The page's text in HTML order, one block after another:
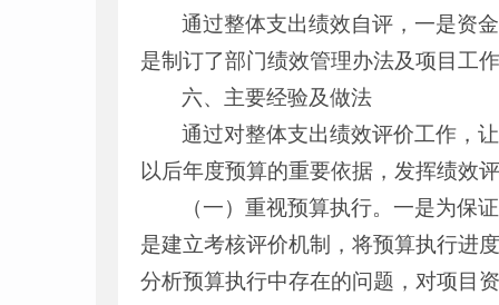
通过整体支出绩效自评，一是资
是制订了部门绩效管理办法及项目工
六、主要经验及做法
通过对整体支出绩效评价工作，
以后年度预算的重要依据，发挥绩效
（一）重视预算执行。一是为保
是建立考核评价机制，将预算执行进
分析预算执行中存在的问题，对项目